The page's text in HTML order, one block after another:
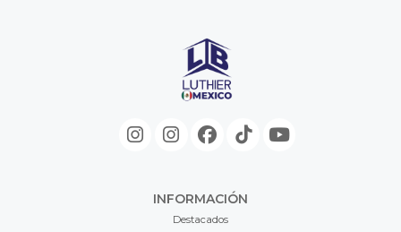
INFORMACIÓN
Destacados